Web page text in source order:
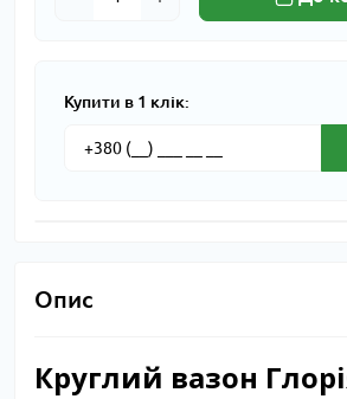
Купити в 1 клік:
Опис
Круглий вазон